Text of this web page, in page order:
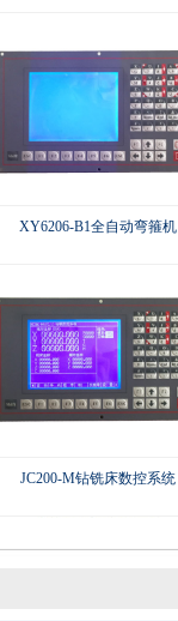
XY6206-B1全自动弯箍机
JC200-M钻铣床数控系统